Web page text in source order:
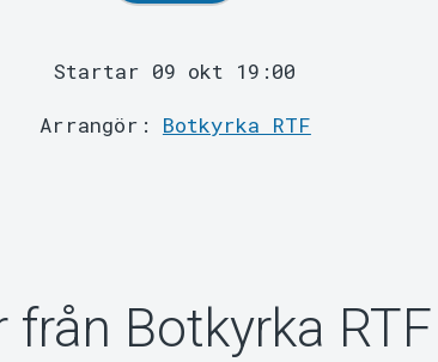
Startar 09 okt 19:00
Arrangör: Botkyrka RTF
från Botkyrka RTF